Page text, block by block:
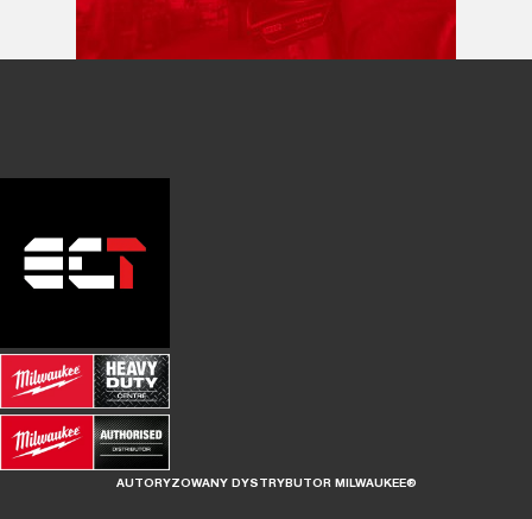
AUTORYZOWANY DYSTRYBUTOR MILWAUKEE®